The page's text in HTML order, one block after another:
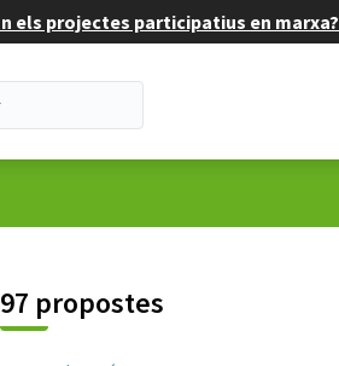
els projectes participatius en marxa?
97 propostes